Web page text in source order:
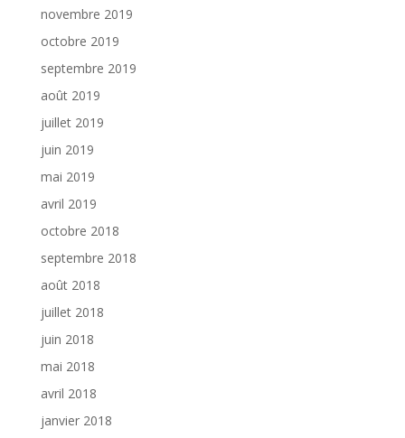
novembre 2019
octobre 2019
septembre 2019
août 2019
juillet 2019
juin 2019
mai 2019
avril 2019
octobre 2018
septembre 2018
août 2018
juillet 2018
juin 2018
mai 2018
avril 2018
janvier 2018